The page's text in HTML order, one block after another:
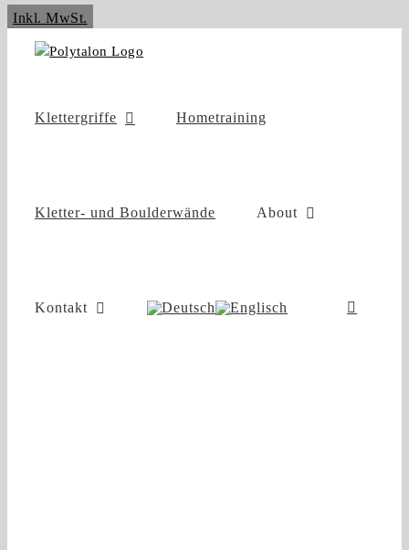
Inkl. MwSt.
springen
Klettergriffe Hometraining
Kletter- und Boulderwände About
Kontakt